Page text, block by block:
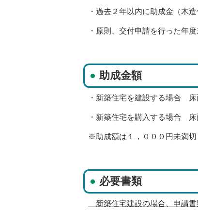
・過去２年以内に助成金（木
・原則、交付申請を行った年
助成金額
・新築住宅を建設する場合
・新築住宅を購入する場合
※助成額は１，０００円未満切
必要書類
新築住宅建設の場合、申請書